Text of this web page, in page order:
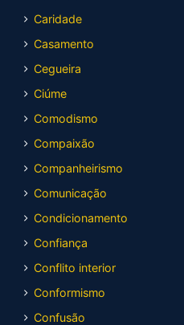
Caridade
Casamento
Cegueira
Ciúme
Comodismo
Compaixão
Companheirismo
Comunicação
Condicionamento
Confiança
Conflito interior
Conformismo
Confusão